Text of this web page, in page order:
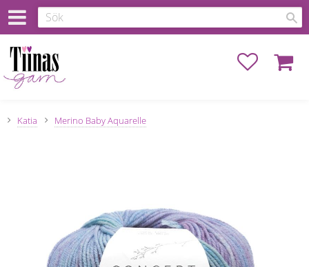
Favoriter
Katia Merino Baby Aquarelle